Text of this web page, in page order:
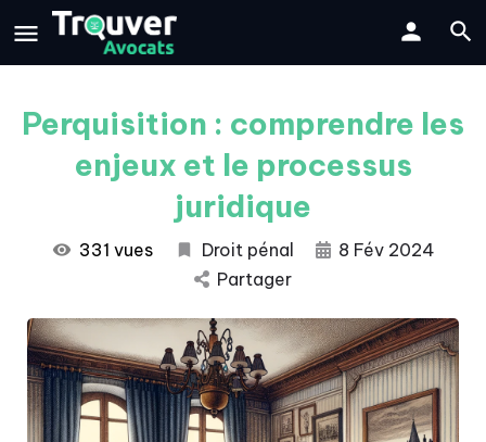
Perquisition : comprendre les
enjeux et le processus
juridique
331 vues Droit pénal
8 Fév 2024
Partager